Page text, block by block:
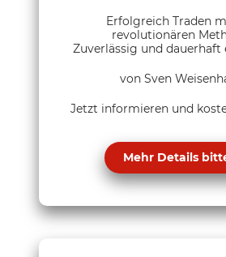
Erfolgreich Traden
revolutionären
Zuverlässig und dauerhaft
von Sven
Jetzt informieren und
Mehr Details